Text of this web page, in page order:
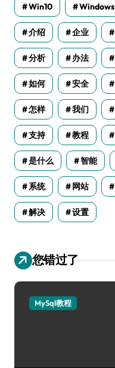
Win10 Windows
介绍 企业
分析 办法
如何 安全
怎样 我们
支持 教程
是什么 智能
系统 网站
解决 设置
您错过了
MySql教程